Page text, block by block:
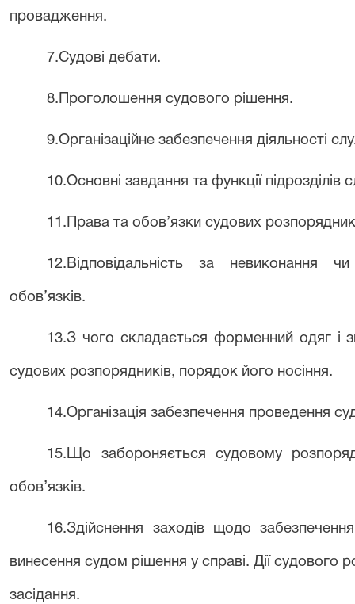
провадження.
7.Судові дебати.
8.Проголошення судового рішення.
9.Організаційне забезпечення діяльності
10.Основні завдання та функції
11.Права та обов’язки судових
12.Відповідальність за невиконання
обов’язків.
13.З чого складається форменний одяг і
судових розпорядників, порядок його носіння.
14.Організація забезпечення проведення
15.Що забороняється судовому
обов’язків.
16.Здійснення заходів щодо
винесення судом рішення у справі. Дії судового
засідання.